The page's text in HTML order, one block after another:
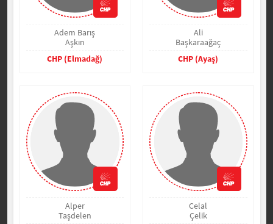
Adem Barış
Aşkın
CHP (Elmadağ)
Ali
Başkaraağaç
CHP (Ayaş)
Alper
Taşdelen
Celal
Çelik